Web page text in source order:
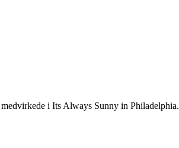
i Its Always Sunny in Philadelphia.